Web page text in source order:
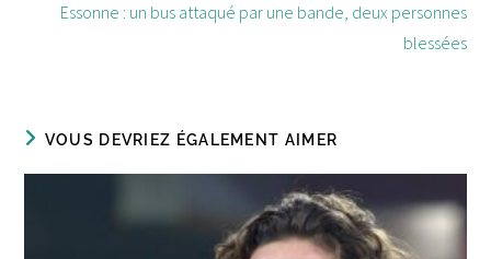
Essonne : un bus attaqué par une bande, deux personnes
blessées
VOUS DEVRIEZ ÉGALEMENT AIMER